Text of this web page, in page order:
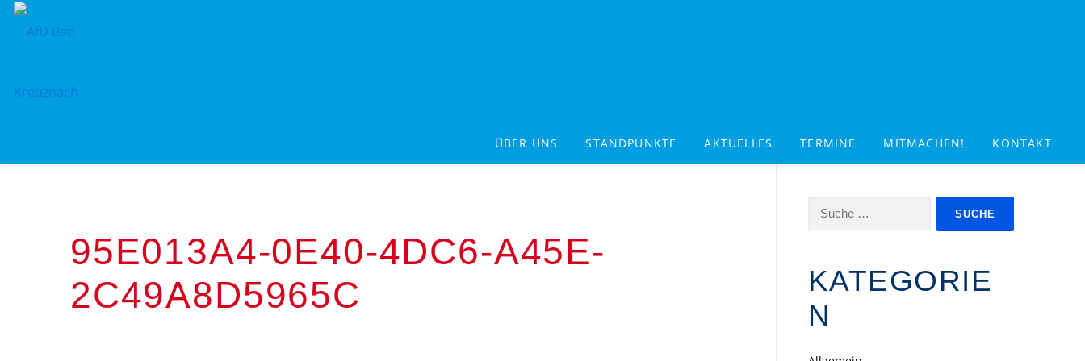
Zum
Inhalt
ÜBER UNS STANDPUNKTE AKTUELLES TERMINE MITMACHEN! KONTAKT
95E013A4-0E40-4DC6-A45E-
2C49A8D5965C
Suche
KATEGORIE
N